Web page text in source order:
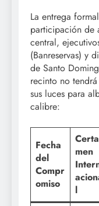
La entrega
participación de
central,
(Banreservas) y
de Santo
recinto no
sus luces para
calibre:
Fecha
del
Compr
omiso
Certa
men
l